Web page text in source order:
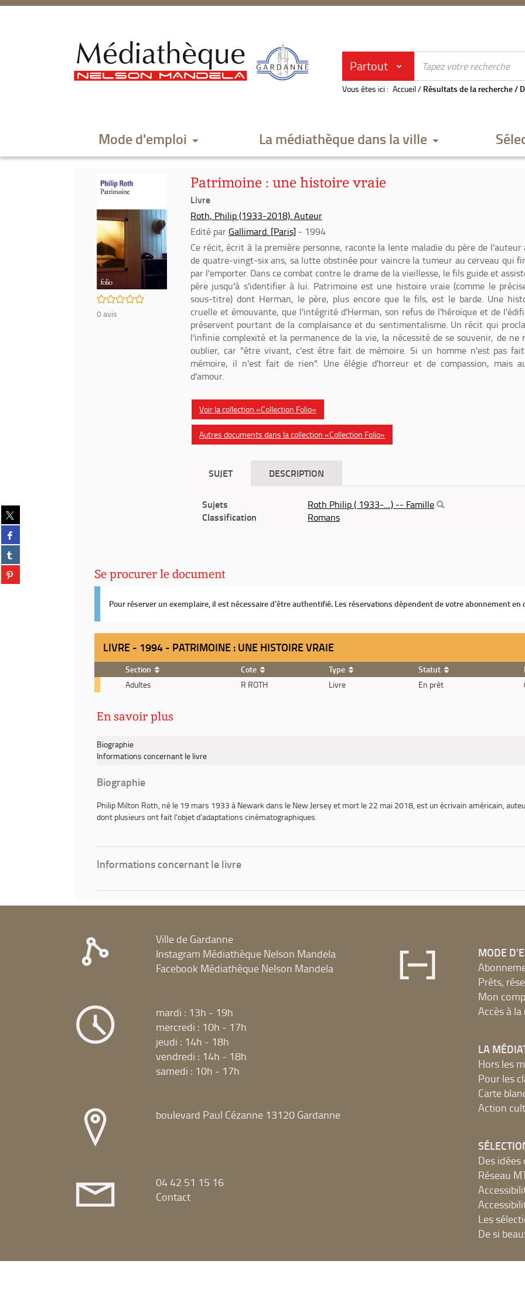
recherche
Partout
Vous êtes ici : Accueil/ Résultats de la recherche/
Mode d'emploi La médiathèque dans la ville
Partager
sur
twitter
(Nouvelle
fenêtre)
Partager
sur
facebook
(Nouvelle
fenêtre)
Partager
sur
tumblr
(Nouvelle
Partager
sur
/5
0avis
Patrimoine : une histoire vraie
Livre
Roth, Philip (1933-2018). Auteur
Edité par Gallimard. [Paris] - 1994
Ce récit, écrit à la première personne, raconte la lente maladie du père de l'auteur
de quatre-vingt-six ans, sa lutte obstinée pour vaincre la tumeur au cerveau qui
par l'emporter. Dans ce combat contre le drame de la vieillesse, le fils guide et
père jusqu'à s'identifier à lui. Patrimoine est une histoire vraie (comme le
sous-titre) dont Herman, le père, plus encore que le fils, est le barde. Une
cruelle et émouvante, que l'intégrité d'Herman, son refus de l'héroïque et de
préservent pourtant de la complaisance et du sentimentalisme. Un récit qui
l'infinie complexité et la permanence de la vie, la nécessité de se souvenir, de ne
oublier, car "être vivant, c'est être fait de mémoire. Si un homme n'est pas
mémoire, il n'est fait de rien". Une élégie d'horreur et de compassion, mais
d'amour.
Voir la collection «Collection Folio»
Autres documents dans la collection «Collection Folio»
SUJET DESCRIPTION
Sujets Roth Philip ( 1933-....) -- Famille
Classification Romans
Se procurer le document
Pour réserver un exemplaire, il est nécessaire d'être authentifié. Les réservations dépendent de votre abonnement en
LIVRE - 1994 - PATRIMOINE : UNE HISTOIRE VRAIE
-
une
vraie
Section Cote Type Statut
Adultes
R ROTH Livre En prêt
En savoir plus
Biographie
Informations concernant le livre
Biographie
Philip Milton Roth, né le 19 mars 1933 à Newark dans le New Jersey et mort le 22 mai 2018, est un écrivain américain,
dont plusieurs ont fait l'objet d'adaptations cinématographiques.
Informations concernant le livre
Ville de Gardanne
Instagram Médiathèque Nelson Mandela
Facebook Médiathèque Nelson Mandela
mardi : 13h - 19h
mercredi : 10h - 17h
jeudi : 14h - 18h
vendredi : 14h - 18h
samedi : 10h - 17h
boulevard Paul Cézanne 13120 Gardanne
04 42 51 15 16
Contact
MODE
Prêts,
Mon
Accès à
LA
Hors les
Pour les
Carte
Action
Des idées
Réseau
Les
De si